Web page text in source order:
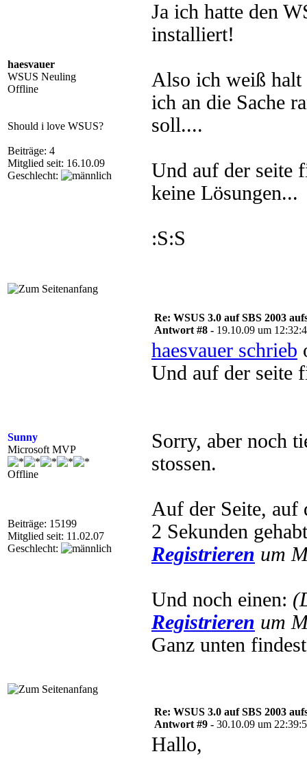
haesvauer
WSUS Neuling
Offline
Should i love WSUS?
Beiträge: 4
Mitglied seit: 16.10.09
Geschlecht:
Ja ich hatte den
installiert!
Also ich weiß
ich an die Sache
soll....
Und auf der seite
keine Lösungen...
:S:S
Sunny
Microsoft MVP
Offline
Beiträge: 15199
Mitglied seit: 11.02.07
Geschlecht:
Re: WSUS 3.0 auf SBS 2003
Antwort #8 - 19.10.09 um
haesvauer schrieb
Und auf der seite
Sorry, aber noch
stossen.
Auf der Seite, auf
2 Sekunden
Registrieren um
Und noch einen:
Registrieren um
Ganz unten
Re: WSUS 3.0 auf SBS 2003
Antwort #9 - 30.10.09 um
Hallo,